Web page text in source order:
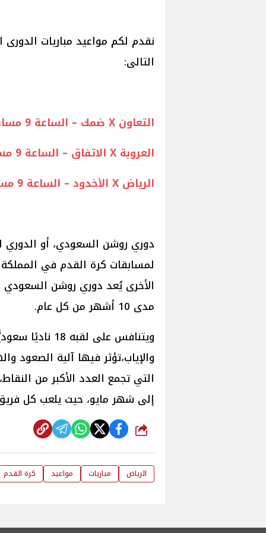
نقدم لكم مواعيد مباريات
التالى:
التعاون X ضمك – الساعة 9 مساء على قناة SSC1 HD
العروبة X الاتفاق – الساعة 9 مساء على قناة SSC EXTRA 1 HD
الرياض X الأخدود – الساعة 9 مساء على قناة SSC EXTRA 2 HD
دوري روشن السعودي، أو الدوري
لمسابقات كرة القدم في المملكة
الأخرى يُعد دوري روشن السعودي
مدى 10 أشهر من كل عام.
ويتنافس على
والإياب،تؤثر فيها آلية الصعود
التي تجمع العدد الأكبر من
إلى شهر مايو، حيث يلعب كل فريق 34
شارك
الرياض مباريات مواعيد كرة القدم